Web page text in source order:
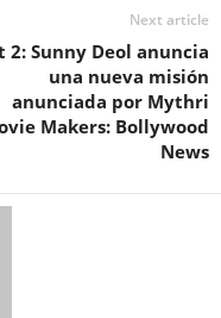
Next article
2: Sunny Deol anuncia
una nueva misión
anunciada por Mythri
Makers: Bollywood
News